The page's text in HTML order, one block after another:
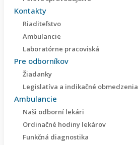
Kontakty
Riaditeľstvo
Ambulancie
Laboratórne pracoviská
Pre odborníkov
Žiadanky
Legislatíva a indikačné obmedzenia
Ambulancie
Naši odborní lekári
Ordinačné hodiny lekárov
Funkčná diagnostika